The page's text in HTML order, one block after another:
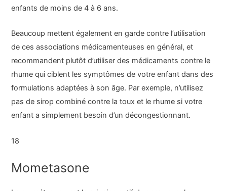
enfants de moins de 4 à 6 ans.
Beaucoup mettent également en garde contre l’utilisation
de ces associations médicamenteuses en général, et
recommandent plutôt d’utiliser des médicaments contre le
rhume qui ciblent les symptômes de votre enfant dans des
formulations adaptées à son âge. Par exemple, n’utilisez
pas de sirop combiné contre la toux et le rhume si votre
enfant a simplement besoin d’un décongestionnant.
18
Mometasone